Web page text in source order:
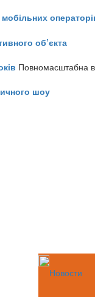
об’єкта
Повномасштабна
шоу
Новости